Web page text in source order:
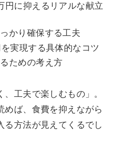
円に抑えるリアルな献立
かり確保する工夫
実現する具体的なコツ
ための考え方
、工夫で楽しむもの」。
めば、食費を抑えながら
る方法が見えてくるでし